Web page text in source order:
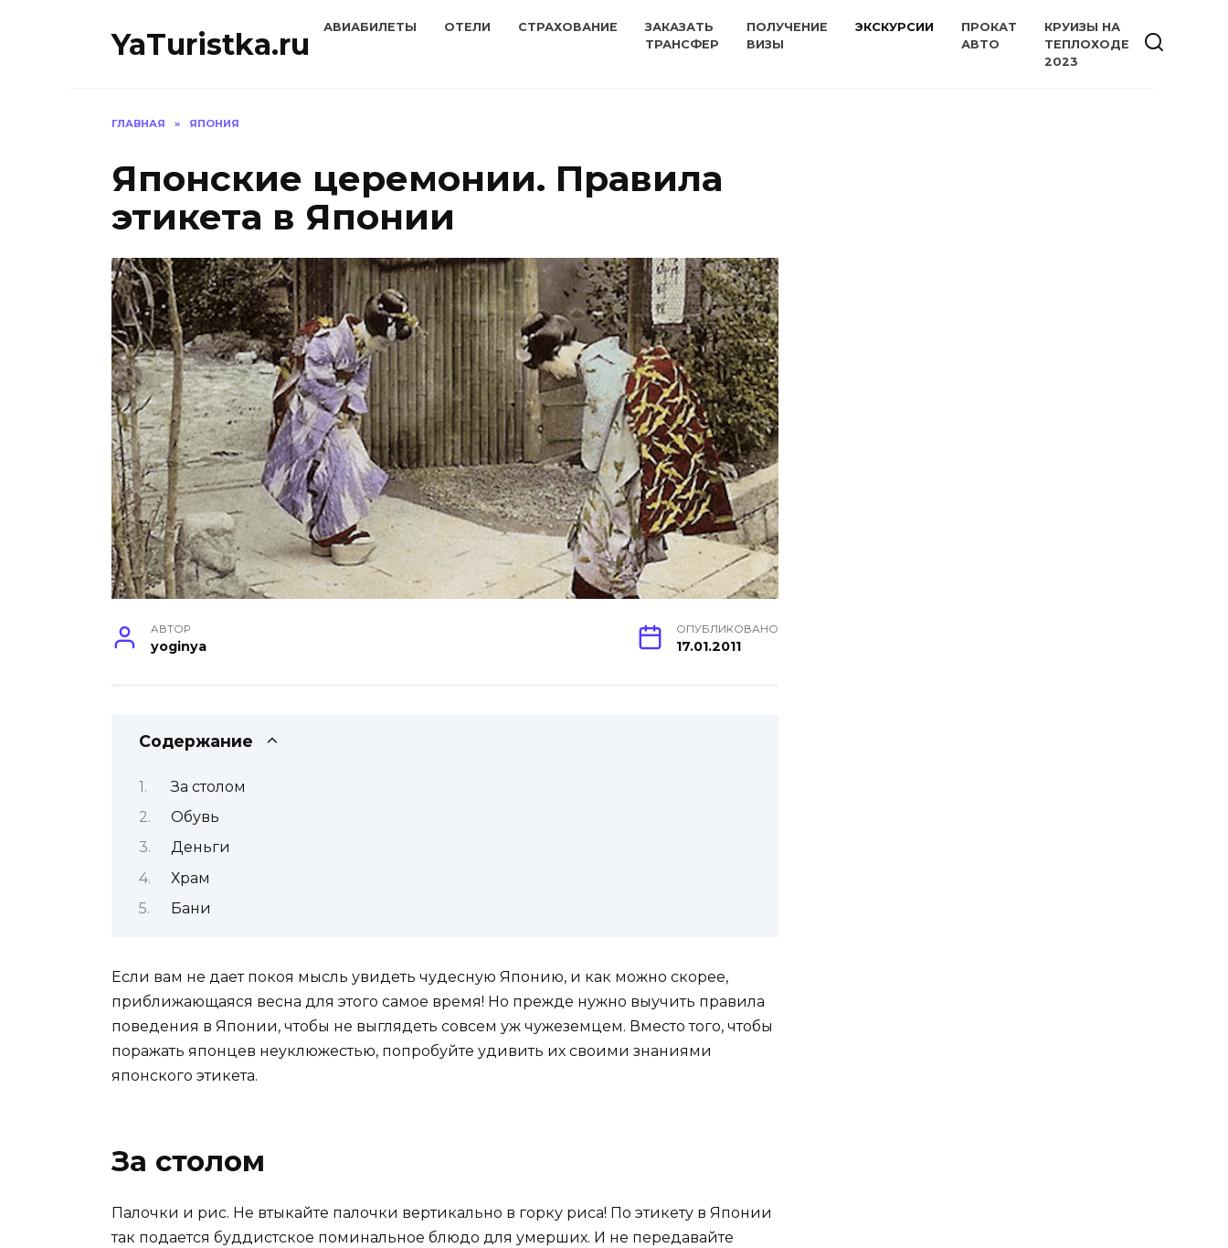
YaTuristka.ru АВИАБИЛЕТЫ ОТЕЛИ СТРАХОВАНИЕ
ЗАКАЗАТЬ
ТРАНСФЕР
ПОЛУЧЕНИЕ
ВИЗЫ
ЭКСКУРСИИ
ПРОКАТ
АВТО
КРУИЗЫ НА
ТЕПЛОХОДЕ
2023
ГЛАВНАЯ » ЯПОНИЯ
Японские церемонии. Правила
этикета в Японии
АВТОР
yoginya
ОПУБЛИКОВАНО
17.01.2011
Содержание
За столом
Обувь
Деньги
Храм
Бани
Если вам не дает покоя мысль увидеть чудесную Японию, и как можно скорее,
приближающаяся весна для этого самое время! Но прежде нужно выучить правила
поведения в Японии, чтобы не выглядеть совсем уж чужеземцем. Вместо того, чтобы
поражать японцев неуклюжестью, попробуйте удивить их своими знаниями
японского этикета.
За столом
Палочки и рис. Не втыкайте палочки вертикально в горку риса! По этикету в Японии
так подается буддистское поминальное блюдо для умерших. И не передавайте